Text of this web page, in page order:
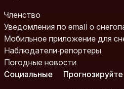
Членство
Уведомления по email о
Мобильное приложение для
Наблюдатели-репортеры
Погодные новости
Социальные